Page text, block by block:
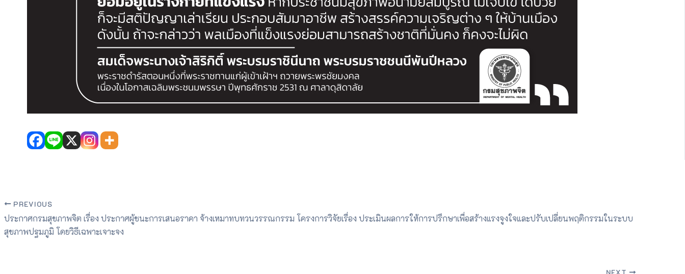
PREVIOUS
ประกาศกรมสุขภาพจิต เรื่อง ประกาศผู้ชนะการเสนอราคา จ้างเหมาทบทวนวรรณกรรม โครงการวิจัยเรื่อง ประเมินผลการให้การปรึกษาเพื่อสร้างแรงจูงใจและปรับเปลี่ยนพฤติกรรมในระบบ
สุขภาพปฐมภูมิ โดยวิธีเฉพาะเจาะจง
NEXT